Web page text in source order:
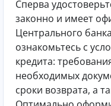
Сперва
законно и имеет
Центрального
ознакомьтесь с
кредита:
необходимых
сроки возврата, а